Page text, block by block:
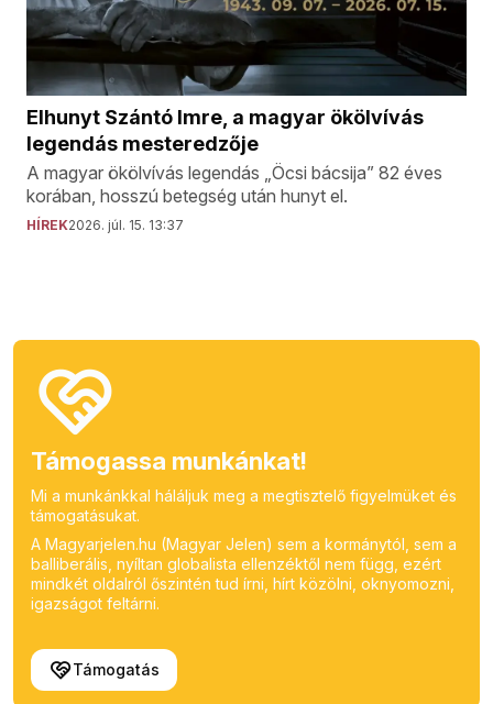
Elhunyt Szántó Imre, a magyar ökölvívás
legendás mesteredzője
A magyar ökölvívás legendás „Öcsi bácsija” 82 éves
korában, hosszú betegség után hunyt el.
HÍREK2026. júl. 15. 13:37
Támogassa munkánkat!
Mi a munkánkkal háláljuk meg a megtisztelő figyelmüket és
támogatásukat.
A Magyarjelen.hu (Magyar Jelen) sem a kormánytól, sem a
balliberális, nyíltan globalista ellenzéktől nem függ, ezért
mindkét oldalról őszintén tud írni, hírt közölni, oknyomozni,
igazságot feltárni.
Támogatás